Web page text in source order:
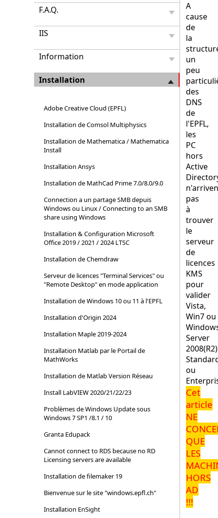
F.A.Q.
IIS
Information
Installation
Adobe Creative Cloud (EPFL)
Installation de Comsol Multiphysics
Installation de Mathematica / Mathematica
Install
Installation Ansys
Installation de MathCad Prime 7.0/8.0/9.0
Connection a un partage SMB depuis
Windows ou Linux / Connecting to an SMB
share using Windows
Installation & Configuration Microsoft
Office 2019 / 2021 / 2024 LTSC
Installation de Chemdraw
Serveur de licences "Terminal Services" ou
"Remote Desktop" en mode application
Installation de Windows 10 ou 11 à l'EPFL
Installation d'Origin 2024
Installation Maple 2019-2024
Installation Matlab par le Portail de
MathWorks
Installation de Matlab Version Réseau
Install LabVIEW 2020/21/22/23
Problèmes de Windows Update sous
Windows 7 SP1 /8.1 / 10
Granta Edupack
Cannot connect to RDS because no RD
Licensing servers are available
Installation de filemaker 19
Bienvenue sur le site "windows.epfl.ch"
Installation EnSight
A
cause
de
la
un
peu
des
DNS
de
l'EPFL,
les
PC
hors
Active
pas
à
trouver
le
serveur
de
licences
KMS
pour
valider
Vista,
Win7 ou
Server
2008(R2)
ou
Cet
article
NE
QUE
LES
HORS
AD
!!!